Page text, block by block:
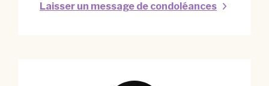
Laisser un message de condoléances